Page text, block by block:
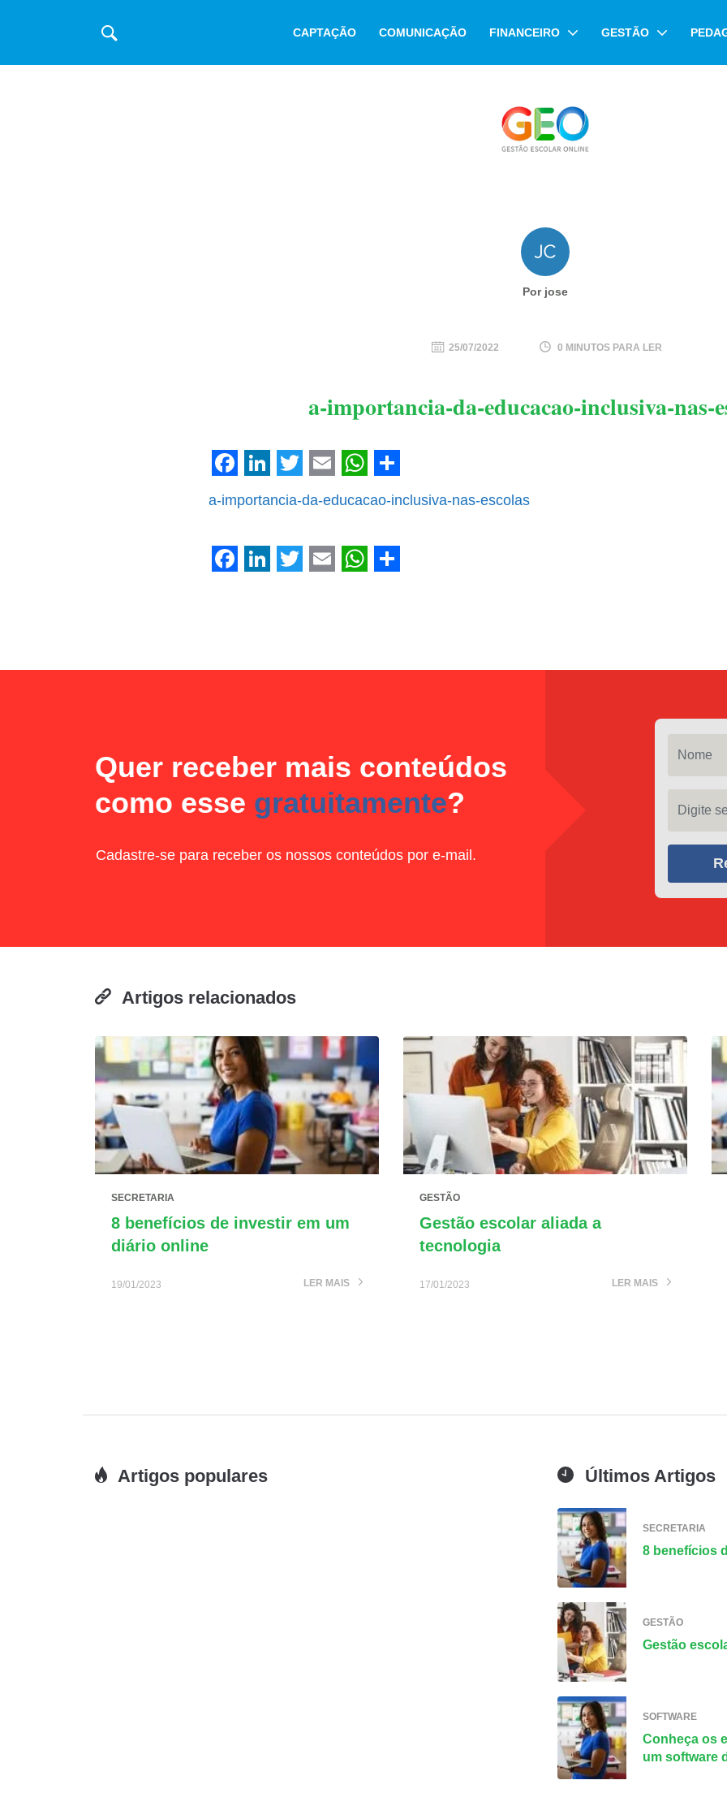
CAPTAÇÃO COMUNICAÇÃO FINANCEIRO GESTÃO
Por jose
25/07/2022 0 MINUTOS PARA LER
a-importancia-da-educacao-inclusiva-nas-
Facebook
LinkedIn
Twitter
EmailWhatsApp
Share
a-importancia-da-educacao-inclusiva-nas-escolas
Quer receber mais conteúdos
como esse gratuitamente?
Cadastre-se para receber os nossos conteúdos por e-mail.
Artigos relacionados
SECRETARIA
8 benefícios de investir em um
diário online
19/01/2023 LER MAIS
GESTÃO
Gestão escolar aliada a
tecnologia
17/01/2023 LER MAIS
Artigos populares Últimos Artigos
SECRETARIA
8 benefícios
GESTÃO
Gestão
SOFTWARE
Conheça os
um software